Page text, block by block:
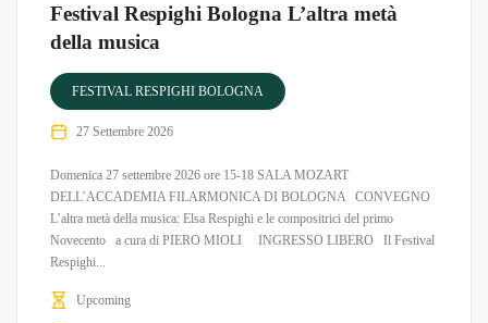
Festival Respighi Bologna L’altra metà
della musica
FESTIVAL RESPIGHI BOLOGNA
27 Settembre 2026
Domenica 27 settembre 2026 ore 15-18 SALA MOZART
DELL’ACCADEMIA FILARMONICA DI BOLOGNA CONVEGNO
L’altra metà della musica: Elsa Respighi e le compositrici del primo
Novecento a cura di PIERO MIOLI INGRESSO LIBERO Il Festival
Respighi...
Upcoming